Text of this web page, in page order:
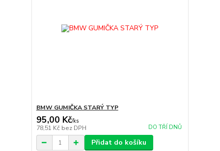
BMW GUMIČKA STARÝ TYP
95,00 Kč/ks
78,51 Kč bez DPH DO TŘÍ DNŮ
Přidat do košíku